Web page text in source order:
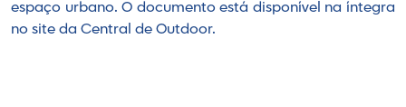
espaço urbano. O documento está disponível na íntegra
no site da Central de Outdoor.